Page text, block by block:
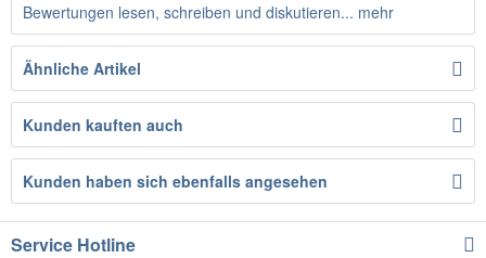
Bewertungen lesen, schreiben und diskutieren... mehr
Ähnliche Artikel
Kunden kauften auch
Kunden haben sich ebenfalls angesehen
Service Hotline